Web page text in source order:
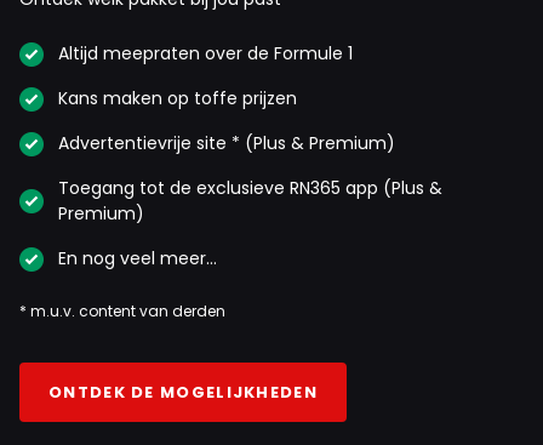
Altijd meepraten over de Formule 1
Kans maken op toffe prijzen
Advertentievrije site * (Plus & Premium)
Toegang tot de exclusieve RN365 app (Plus &
Premium)
En nog veel meer…
* m.u.v. content van derden
ONTDEK DE MOGELIJKHEDEN